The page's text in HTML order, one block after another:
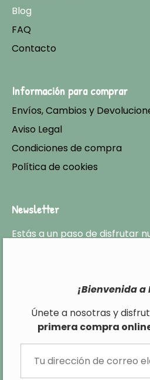
¡Bienvenida a
Únete a nosotras y
primera compra
Blog
FAQ
Contacto
Información para comprar
Envíos, Cambios y
Aviso Legal
Condiciones de compra
Política de cookies
Newsletter
Estás a un paso de disfrutar